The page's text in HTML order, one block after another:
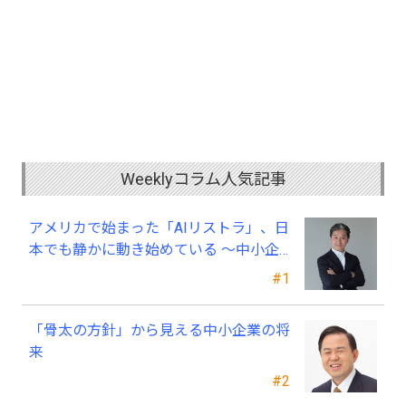
Weeklyコラム人気記事
#1
アメリカで始まった「AIリストラ」、日
本でも静かに動き始めている ～中小企
業経営者が今、見直すべき採用・業務・
#2
「骨太の方針」から見える中小企業の将
来